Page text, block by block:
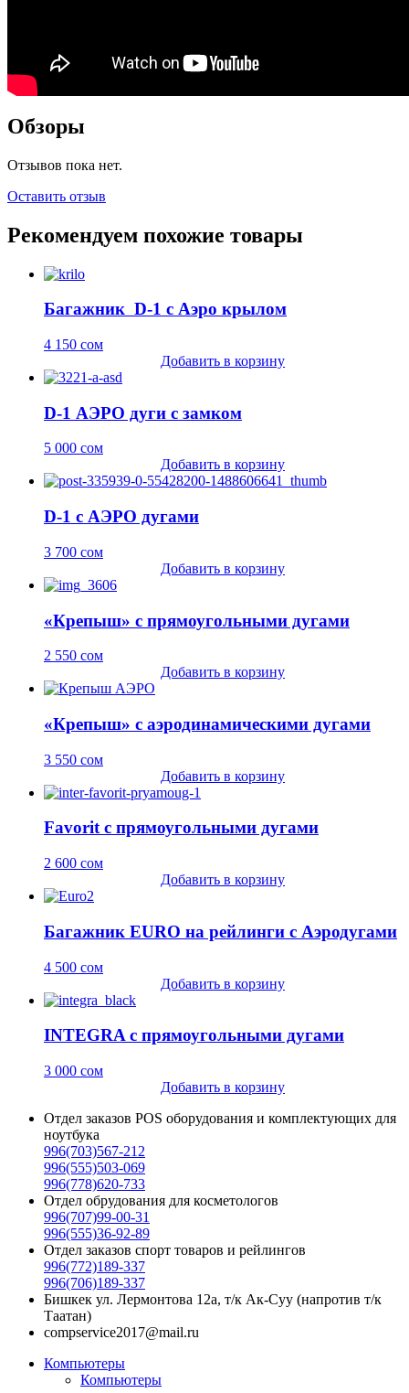
Обзоры
Отзывов пока нет.
Оставить отзыв
Рекомендуем похожие товары
Багажник D-1 с Аэро крылом
4 150 сом
Добавить в корзину
D-1 АЭРО дуги с замком
5 000 сом
Добавить в корзину
D-1 с АЭРО дугами
3 700 сом
Добавить в корзину
«Крепыш» с прямоугольными дугами
2 550 сом
Добавить в корзину
«Крепыш» с аэродинамическими дугами
3 550 сом
Добавить в корзину
Favorit с прямоугольными дугами
2 600 сом
Добавить в корзину
Багажник EURO на рейлинги c Аэродугами
4 500 сом
Добавить в корзину
INTEGRA с прямоугольными дугами
3 000 сом
Добавить в корзину
Отдел заказов POS оборудования и комплектующих для
ноутбука
996(703)567-212
996(555)503-069
996(778)620-733
Отдел обрудования для косметологов
996(707)99-00-31
996(555)36-92-89
Отдел заказов спорт товаров и рейлингов
996(772)189-337
996(706)189-337
Бишкек ул. Лермонтова 12а, т/к Ак-Суу (напротив т/к
Таатан)
compservice2017@mail.ru
Компьютеры
Компьютеры